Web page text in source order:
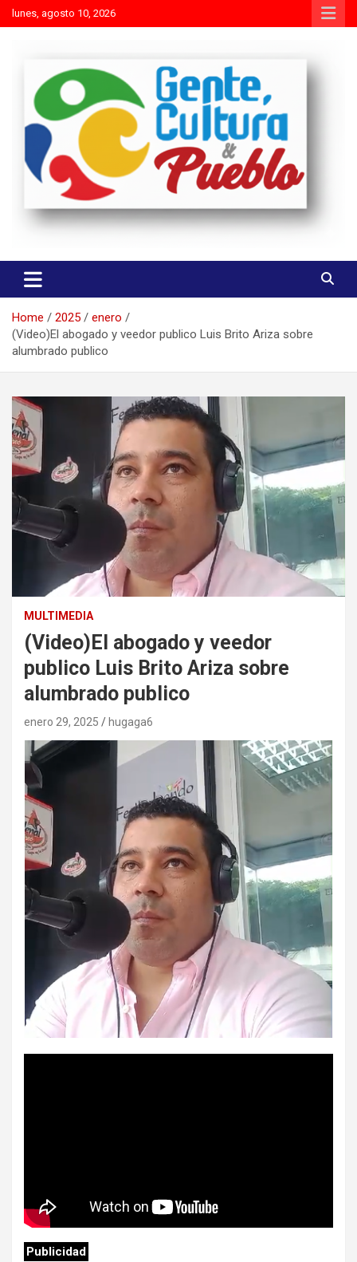
Skip
to
lunes, agosto 10, 2026
Gente Cultura y Pueblo
Home 2025
enero
(Video)El abogado y veedor publico Luis Brito Ariza sobre
alumbrado publico
MULTIMEDIA
(Video)El abogado y veedor
publico Luis Brito Ariza sobre
alumbrado publico
enero 29, 2025 hugaga6
Publicidad